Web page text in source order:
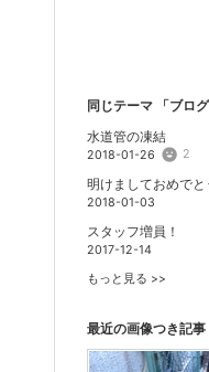
同じテーマ 「ブログ
水道管の凍結
2018-01-26 2
明けましておめで
2018-01-03
スタッフ増員！
2017-12-14
もっと見る >>
最近の画像つき記事